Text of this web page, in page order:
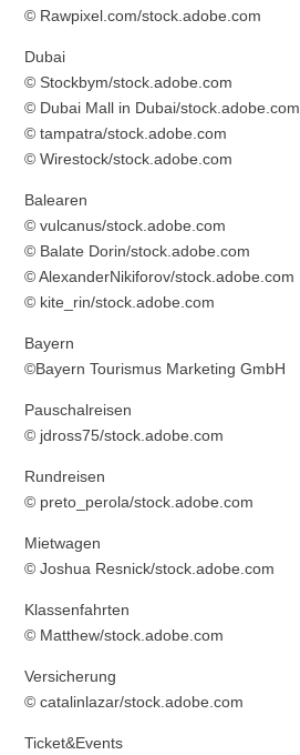
© Rawpixel.com/stock.adobe.com
Dubai
© Stockbym/stock.adobe.com
© Dubai Mall in Dubai/stock.adobe.com
© tampatra/stock.adobe.com
© Wirestock/stock.adobe.com
Balearen
© vulcanus/stock.adobe.com
© Balate Dorin/stock.adobe.com
© AlexanderNikiforov/stock.adobe.com
© kite_rin/stock.adobe.com
Bayern
©Bayern Tourismus Marketing GmbH
Pauschalreisen
© jdross75/stock.adobe.com
Rundreisen
© preto_perola/stock.adobe.com
Mietwagen
© Joshua Resnick/stock.adobe.com
Klassenfahrten
© Matthew/stock.adobe.com
Versicherung
© catalinlazar/stock.adobe.com
Ticket&Events